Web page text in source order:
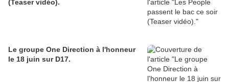
(Teaser vidéo).
Le groupe One Direction à l'honneur
le 18 juin sur D17.